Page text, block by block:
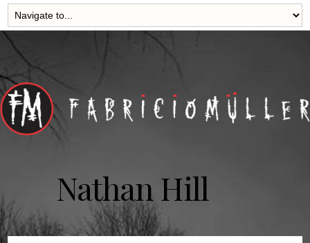
Nathan Hill